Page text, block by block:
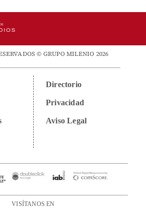
© GRUPO MILENIO 2026
Directorio
Privacidad
Aviso Legal
VISÍTANOS EN